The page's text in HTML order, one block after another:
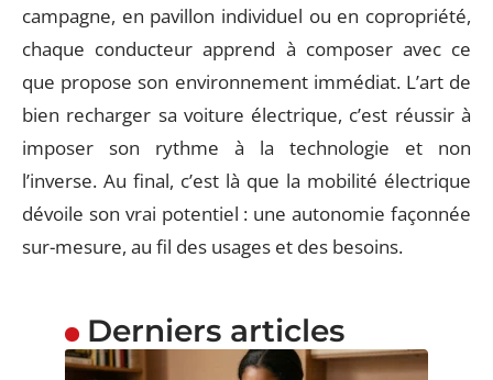
campagne, en pavillon individuel ou en copropriété,
chaque conducteur apprend à composer avec ce
que propose son environnement immédiat. L’art de
bien recharger sa voiture électrique, c’est réussir à
imposer son rythme à la technologie et non
l’inverse. Au final, c’est là que la mobilité électrique
dévoile son vrai potentiel : une autonomie façonnée
sur-mesure, au fil des usages et des besoins.
Derniers articles